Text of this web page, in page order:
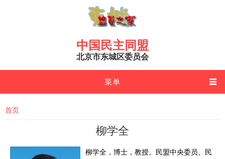
中国民主同盟
北京市东城区委员会
菜单
You are here
首页
柳学全
柳学全，博士，教授。
民盟中央委员、民